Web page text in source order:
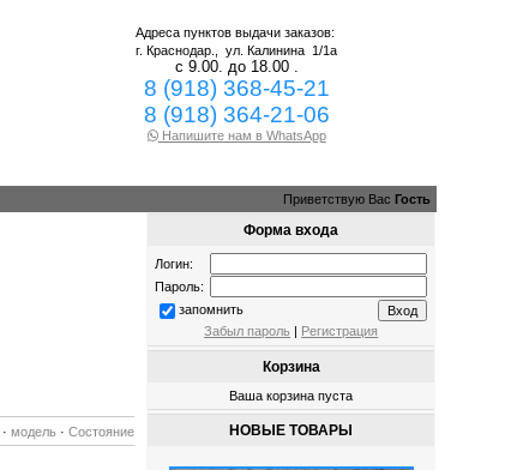
Адреса пунктов выдачи заказов:
г. Краснодар.,ул. Калинина 1/1а
с 9.00. до 18.00 .
8 (918) 368-45-21
8 (918) 364-21-06
Напишите нам в WhatsApp
Приветствую Вас Гость
·модель ·Состояние
Форма входа
Логин:
Пароль:
запомнить
Забыл пароль | Регистрация
Корзина
Ваша корзина пуста
НОВЫЕ ТОВАРЫ